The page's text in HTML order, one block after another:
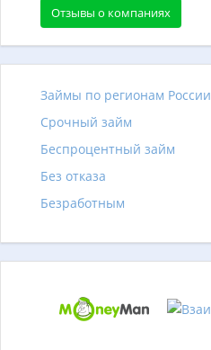
Отзывы о компаниях
Займы по регионам России
Срочный займ
Беспроцентный займ
Без отказа
Безработным